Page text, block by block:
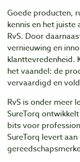
Goede producten,
kennis en het juiste
RvS. Door
vernieuwing en
klanttevredenheid.
het vaandel: de
vervaardigd en
RvS is onder meer
SureTorq
bits voor
SureTorq levert